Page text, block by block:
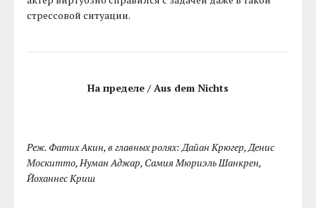
стрессовой ситуации.
На пределе / Aus dem Nichts
Реж. Фатих Акин, в главных ролях: Дайан Крюгер, Денис
Москитто, Нуман Аджар, Самия Мюриэль Шанкрен,
Йоханнес Криш